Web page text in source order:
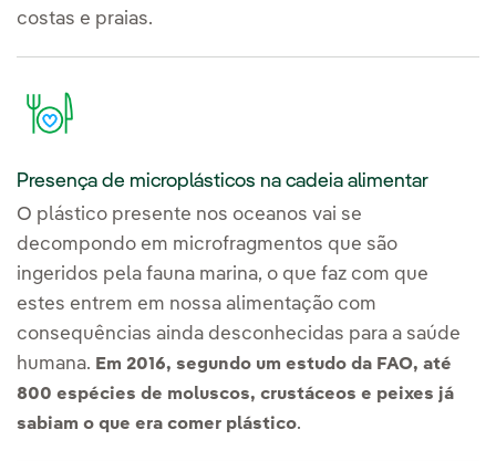
costas e praias.
Presença de microplásticos na cadeia alimentar
O plástico presente nos oceanos vai se
decompondo em microfragmentos que são
ingeridos pela fauna marina, o que faz com que
estes entrem em nossa alimentação com
consequências ainda desconhecidas para a saúde
humana. Em 2016, segundo um estudo da FAO, até
800 espécies de moluscos, crustáceos e peixes já
sabiam o que era comer plástico.